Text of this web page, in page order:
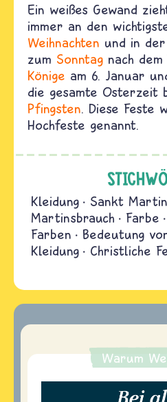
Ein weißes Gewand
immer an den
Weihnachten und in
zum Sonntag nach dem
Könige am 6. Januar
die gesamte Osterzeit
Pfingsten. Diese Feste
Hochfeste genannt.
Kleidung Sankt Martin
Martinsbrauch
Farbe
Farben
Bedeutung
Kleidung
Christliche
Warum